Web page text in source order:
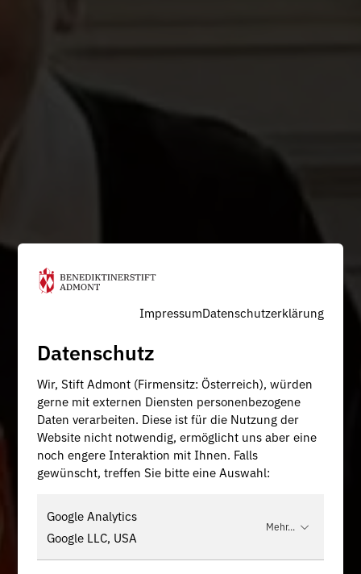
ImpressumDatenschutzerklärung
Datenschutz
Wir, Stift Admont (Firmensitz: Österreich), würden
gerne mit externen Diensten personenbezogene
Daten verarbeiten. Diese ist für die Nutzung der
Website nicht notwendig, ermöglicht uns aber eine
noch engere Interaktion mit Ihnen. Falls
gewünscht, treffen Sie bitte eine Auswahl:
Google Analytics
Google LLC, USA
Mehr...